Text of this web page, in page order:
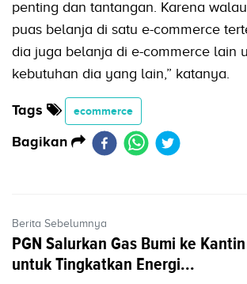
penting dan tantangan. Karena
puas belanja di satu e-commerce
dia juga belanja di e-commerce lain
kebutuhan dia yang lain,” katanya.
Tags ecommerce
Bagikan
Berita Sebelumnya
PGN Salurkan Gas Bumi ke
untuk Tingkatkan Energi...